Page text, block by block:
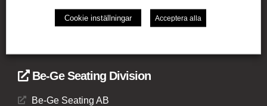
Be-Ge Seating Division
Be-Ge Seating AB
Cookie inställningar Acceptera alla